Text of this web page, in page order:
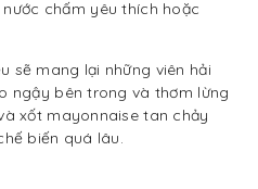
chấm yêu thích hoặc
sẽ mang lại những viên hải
ngậy bên trong và thơm lừng
xốt mayonnaise tan chảy
biến quá lâu.